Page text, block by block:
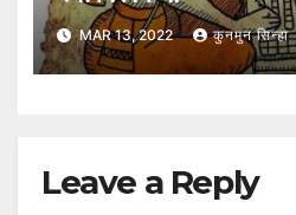
MAR 13, 2022 कुनमुन सिन्हा
Leave a Reply